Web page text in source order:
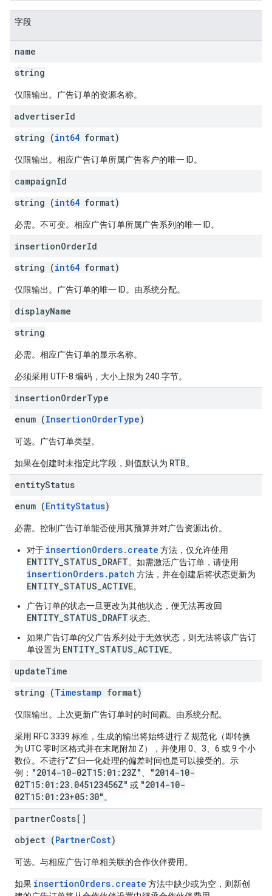
字段
name
string
仅限输出。广告订单的资源名称。
advertiserId
string (int64 format)
仅限输出。相应广告订单所属广告客户的唯一 ID。
campaignId
string (int64 format)
必需。不可变。相应广告订单所属广告系列的唯一 ID。
insertionOrderId
string (int64 format)
仅限输出。广告订单的唯一 ID。由系统分配。
displayName
string
必需。相应广告订单的显示名称。
必须采用 UTF-8 编码，大小上限为 240 字节。
insertionOrderType
enum (InsertionOrderType)
可选。广告订单类型。
如果在创建时未指定此字段，则值默认为 RTB。
entityStatus
enum (EntityStatus)
必需。控制广告订单能否使用其预算并对广告资源出价。
对于 insertionOrders.create 方法，仅允许使用
ENTITY_STATUS_DRAFT。如需激活广告订单，请使用
insertionOrders.patch 方法，并在创建后将状态更新为
ENTITY_STATUS_ACTIVE。
广告订单的状态一旦更改为其他状态，便无法再改回
ENTITY_STATUS_DRAFT 状态。
如果广告订单的父广告系列处于无效状态，则无法将该广告订
单设置为 ENTITY_STATUS_ACTIVE。
updateTime
string (Timestamp format)
仅限输出。上次更新广告订单时的时间戳。由系统分配。
采用 RFC 3339 标准，生成的输出将始终进行 Z 规范化（即转换
为 UTC 零时区格式并在末尾附加 Z），并使用 0、3、6 或 9 个小
数位。不进行“Z”归一化处理的偏差时间也是可以接受的。示
例： "2014-10-02T15:01:23Z"
"2014-10-
02T15:01:23.045123456Z" 或 "2014-10-
02T15:01:23+05:30" 。
partnerCosts[]
object (PartnerCost)
可选。与相应广告订单相关联的合作伙伴费用。
如果 insertionOrders.create 方法中缺少或为空，则新创